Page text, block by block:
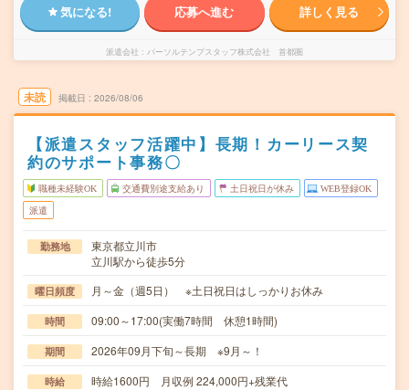
気になる! 応募へ進む 詳しく見る
派遣会社 パーソルテンプスタッフ株式会社 首都圏
未読 掲載日 2026/08/06
【派遣スタッフ活躍中】長期！カーリース契
約のサポート事務〇
職種未経験OK 交通費別途支給あり 土日祝日が休み WEB登録OK
派遣
勤務地
東京都立川市
立川駅から徒歩5分
曜日頻度 月～金（週5日） ※土日祝日はしっかりお休み
時間 09:00～17:00(実働7時間 休憩1時間)
期間 2026年09月下旬～長期 ※9月～！
時給 時給1600円 月収例 224,000円+残業代